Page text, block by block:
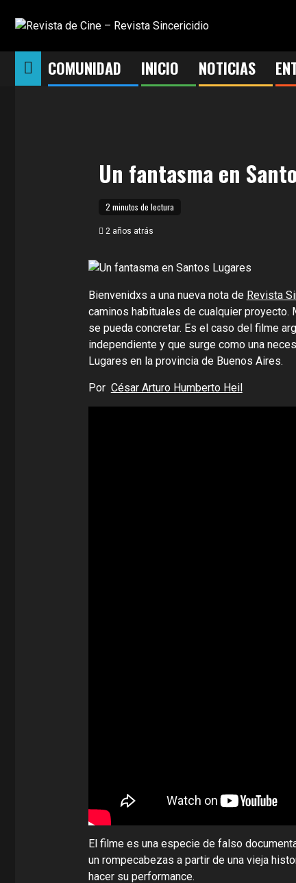
COMUNIDAD INICIO NOTICIAS
Un fantasma en
2 minutos de lectura
2 años atrás
Bienvenidxs a una nueva nota de Revista
caminos habituales de cualquier
se pueda concretar. Es el caso del filme
independiente y que surge como una
Lugares en la provincia de Buenos Aires.
Por César Arturo Humberto Heil
El filme es una especie de falso
un rompecabezas a partir de una vieja
hacer su performance.